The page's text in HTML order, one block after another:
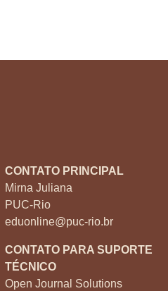
CONTATO PRINCIPAL
Mirna Juliana
PUC-Rio
eduonline@puc-rio.br
CONTATO PARA SUPORTE
TÉCNICO
Open Journal Solutions